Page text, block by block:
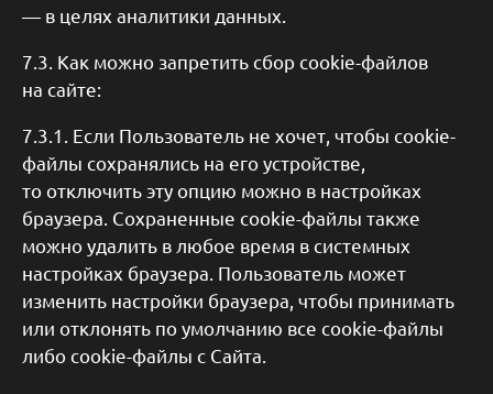
— в целях аналитики данных.
7.3. Как можно запретить сбор cookie-файлов
на сайте:
7.3.1. Если Пользователь не хочет, чтобы cookie-
файлы сохранялись на его устройстве,
то отключить эту опцию можно в настройках
браузера. Сохраненные cookie-файлы также
можно удалить в любое время в системных
настройках браузера. Пользователь может
изменить настройки браузера, чтобы принимать
или отклонять по умолчанию все cookie-файлы
либо cookie-файлы с Сайта.